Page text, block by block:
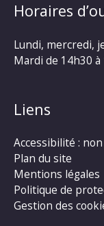
Horaires
Lundi, mercredi,
Mardi de 14h30 à
Liens
Accessibilité :
Plan du site
Mentions légales
Politique de
Gestion des